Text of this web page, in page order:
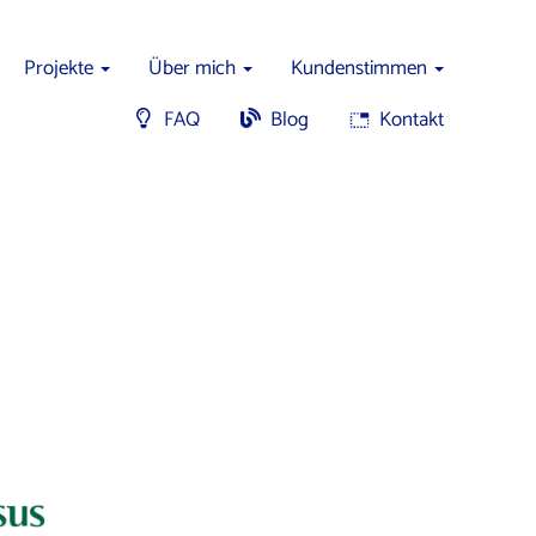
Projekte Über mich
Kundenstimmen
FAQ
Blog Kontakt